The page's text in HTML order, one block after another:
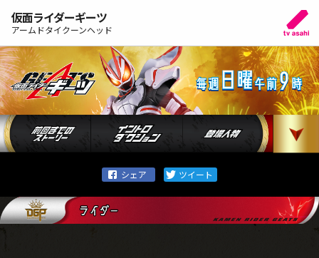
仮面ライダーギーツ
アームドタイクーンヘッド